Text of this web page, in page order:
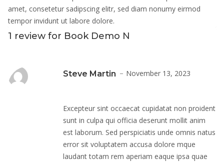
amet, consetetur sadipscing elitr, sed diam nonumy eirmod
tempor invidunt ut labore dolore.
1 review for Book Demo N
Steve Martin November 13, 2023
Excepteur sint occaecat cupidatat non proident
sunt in culpa qui officia deserunt mollit anim
est laborum. Sed perspiciatis unde omnis natus
error sit voluptatem accusa dolore mque
laudant totam rem aperiam eaque ipsa quae